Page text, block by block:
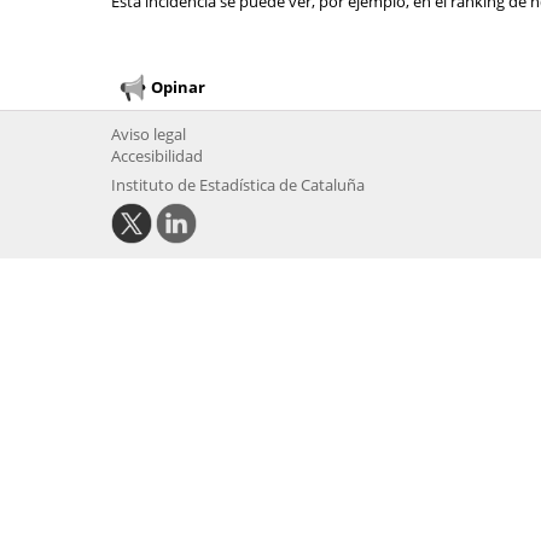
Opinar
Aviso legal
Accesibilidad
Instituto de Estadística de Cataluña